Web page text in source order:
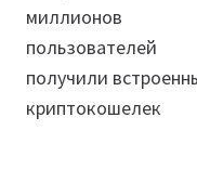
миллионов
пользователей
получили
криптокошелек